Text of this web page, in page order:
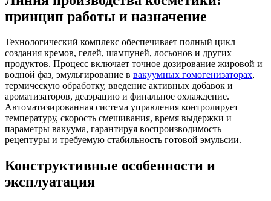
принцип работы и назначение
Технологический комплекс обеспечивает полный цикл
создания кремов, гелей, шампуней, лосьонов и других
продуктов. Процесс включает точное дозирование жировой и
водной фаз, эмульгирование в вакуумных гомогенизаторах,
термическую обработку, введение активных добавок и
ароматизаторов, деаэрацию и финальное охлаждение.
Автоматизированная система управления контролирует
температуру, скорость смешивания, время выдержки и
параметры вакуума, гарантируя воспроизводимость
рецептуры и требуемую стабильность готовой эмульсии.
Конструктивные особенности и
эксплуатация